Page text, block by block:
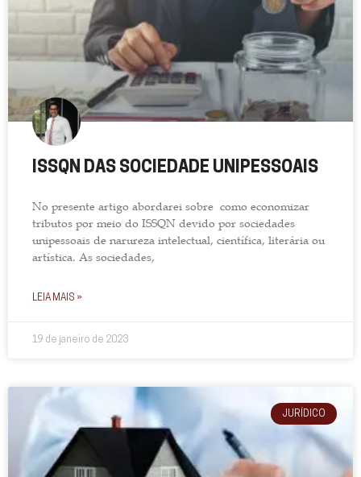
ISSQN DAS SOCIEDADE UNIPESSOAIS
No presente artigo abordarei sobre como economizar
tributos por meio do ISSQN devido por sociedades
unipessoais de narureza intelectual, científica, literária ou
artística. As sociedades,
LEIA MAIS »
19 de janeiro de 2023
JURÍDICO